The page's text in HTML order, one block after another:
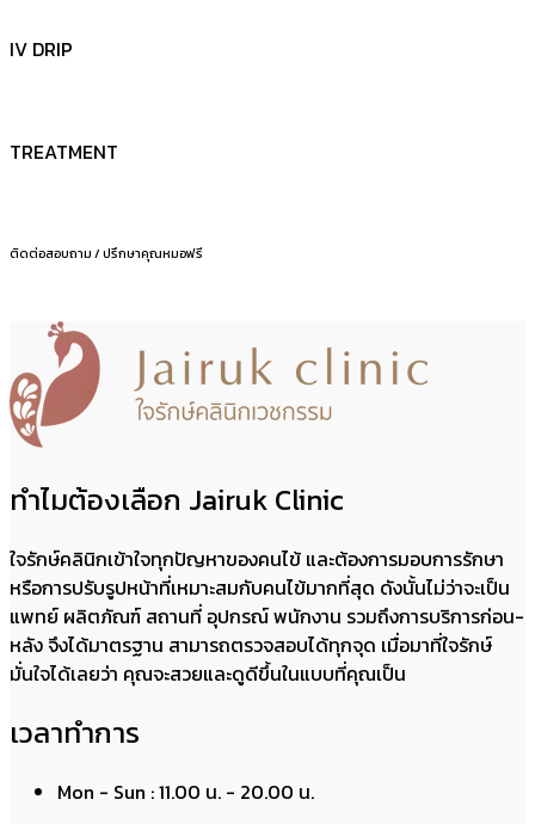
IV DRIP
TREATMENT
ติดต่อสอบถาม / ปรึกษาคุณหมอฟรี
ทำไมต้องเลือก Jairuk Clinic
ใจรักษ์คลินิกเข้าใจทุกปัญหาของคนไข้ และต้องการมอบการรักษา
หรือการปรับรูปหน้าที่เหมาะสมกับคนไข้มากที่สุด ดังนั้นไม่ว่าจะเป็น
แพทย์ ผลิตภัณฑ์ สถานที่ อุปกรณ์ พนักงาน รวมถึงการบริการก่อน-
หลัง จึงได้มาตรฐาน สามารถตรวจสอบได้ทุกจุด เมื่อมาที่ใจรักษ์
มั่นใจได้เลยว่า คุณจะสวยและดูดีขึ้นในแบบที่คุณเป็น
เวลาทำการ
Mon - Sun : 11.00 น. - 20.00 น.